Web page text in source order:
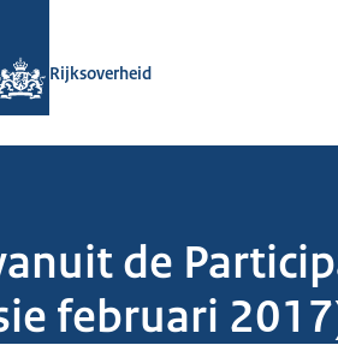
Rijksoverheid
de
februari